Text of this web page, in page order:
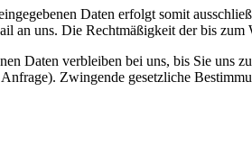
Daten erfolgt somit
an uns. Die Rechtmäßigkeit der bis
Daten verbleiben bei uns, bis Sie
Zwingende gesetzliche